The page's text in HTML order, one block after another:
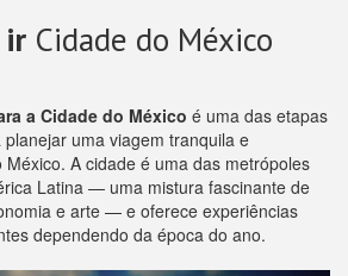
irCidade do México
a Cidade do México é uma das etapas
uma viagem tranquila e
A cidade é uma das metrópoles
Latina — uma mistura fascinante de
e arte — e oferece experiências
dependendo da época do ano.